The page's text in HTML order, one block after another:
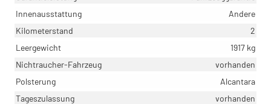
Innenausstattung
Andere
Kilometerstand
2
Leergewicht
1917 kg
Nichtraucher-Fahrzeug
vorhanden
Polsterung
Alcantara
Tageszulassung
vorhanden